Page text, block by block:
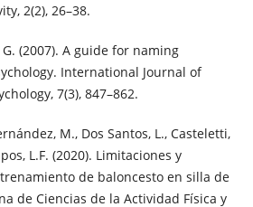
2(2), 26–38.
(2007). A guide for naming
International Journal of
7(3), 847–862.
M., Dos Santos, L., Casteletti,
L.F. (2020). Limitaciones y
de baloncesto en silla de
de Ciencias de la Actividad Física y